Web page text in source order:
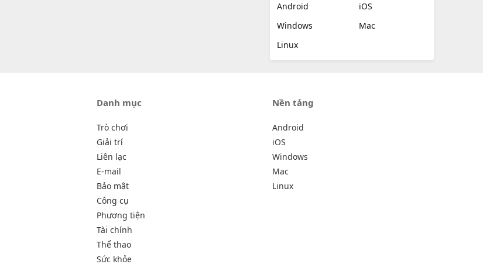
Android
iOS
Windows
Mac
Linux
Danh mục
Trò chơi
Giải trí
Liên lạc
E-mail
Bảo mật
Công cụ
Phương tiện
Tài chính
Thể thao
Sức khỏe
Nền tảng
Android
iOS
Windows
Mac
Linux